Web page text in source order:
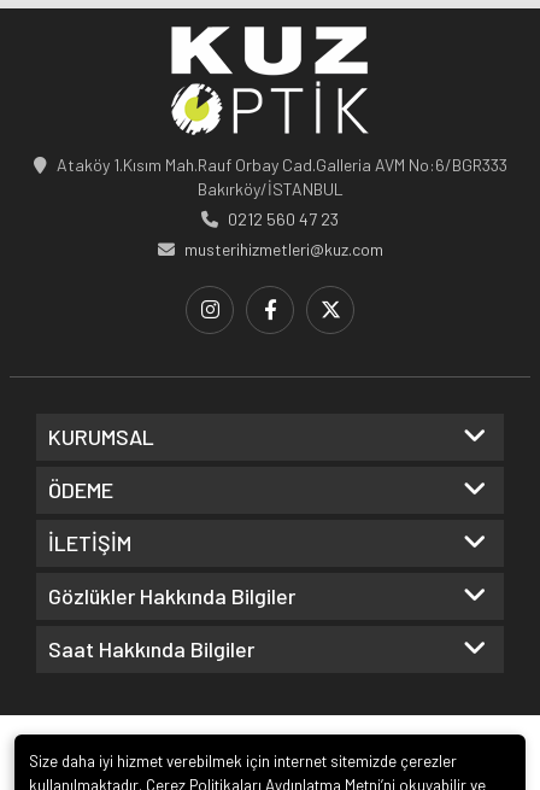
Ataköy 1.Kısım Mah.Rauf Orbay Cad.Galleria AVM No:6/BGR333
Bakırköy/İSTANBUL
0212 560 47 23
musterihizmetleri@kuz.com
KURUMSAL
ÖDEME
İLETİŞİM
Gözlükler Hakkında Bilgiler
Saat Hakkında Bilgiler
Size daha iyi hizmet verebilmek için internet sitemizde çerezler
kullanılmaktadır. Çerez Politikaları Aydınlatma Metni’ni okuyabilir ve